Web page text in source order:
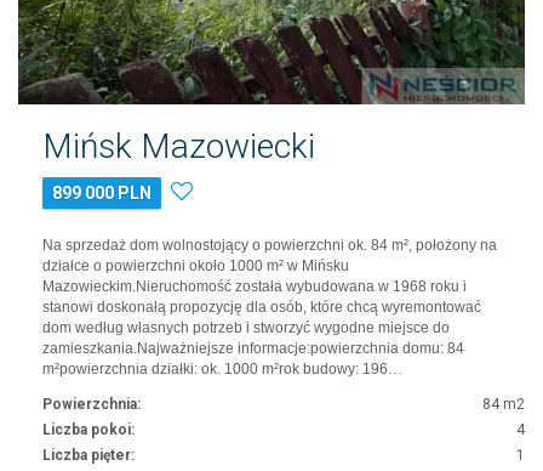
Mińsk Mazowiecki
899 000 PLN
Na sprzedaż dom wolnostojący o powierzchni ok. 84 m², położony na
działce o powierzchni około 1000 m² w Mińsku
Mazowieckim.Nieruchomość została wybudowana w 1968 roku i
stanowi doskonałą propozycję dla osób, które chcą wyremontować
dom według własnych potrzeb i stworzyć wygodne miejsce do
zamieszkania.Najważniejsze informacje:powierzchnia domu: 84
m²powierzchnia działki: ok. 1000 m²rok budowy: 196…
Powierzchnia:
84 m2
Liczba pokoi:
4
Liczba pięter:
1